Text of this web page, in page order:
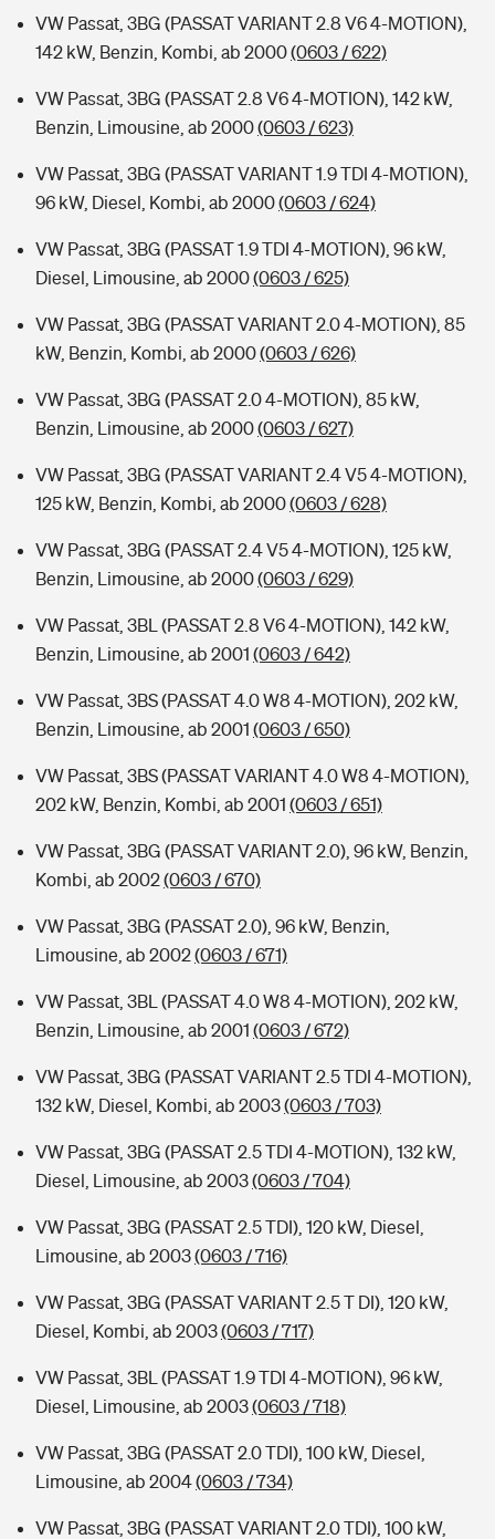
VW Passat, 3BG (PASSAT VARIANT 2.8 V6 4-MOTION),
142 kW, Benzin, Kombi, ab 2000(0603 / 622)
VW Passat, 3BG (PASSAT 2.8 V6 4-MOTION), 142 kW,
Benzin, Limousine, ab 2000(0603 / 623)
VW Passat, 3BG (PASSAT VARIANT 1.9 TDI 4-MOTION),
96 kW, Diesel, Kombi, ab 2000(0603 / 624)
VW Passat, 3BG (PASSAT 1.9 TDI 4-MOTION), 96 kW,
Diesel, Limousine, ab 2000(0603 / 625)
VW Passat, 3BG (PASSAT VARIANT 2.0 4-MOTION), 85
kW, Benzin, Kombi, ab 2000(0603 / 626)
VW Passat, 3BG (PASSAT 2.0 4-MOTION), 85 kW,
Benzin, Limousine, ab 2000(0603 / 627)
VW Passat, 3BG (PASSAT VARIANT 2.4 V5 4-MOTION),
125 kW, Benzin, Kombi, ab 2000(0603 / 628)
VW Passat, 3BG (PASSAT 2.4 V5 4-MOTION), 125 kW,
Benzin, Limousine, ab 2000(0603 / 629)
VW Passat, 3BL (PASSAT 2.8 V6 4-MOTION), 142 kW,
Benzin, Limousine, ab 2001 (0603 / 642)
VW Passat, 3BS (PASSAT 4.0 W8 4-MOTION), 202 kW,
Benzin, Limousine, ab 2001 (0603 / 650)
VW Passat, 3BS (PASSAT VARIANT 4.0 W8 4-MOTION),
202 kW, Benzin, Kombi, ab 2001 (0603 / 651)
VW Passat, 3BG (PASSAT VARIANT 2.0), 96 kW, Benzin,
Kombi, ab 2002(0603 / 670)
VW Passat, 3BG (PASSAT 2.0), 96 kW, Benzin,
Limousine, ab 2002(0603 / 671)
VW Passat, 3BL (PASSAT 4.0 W8 4-MOTION), 202 kW,
Benzin, Limousine, ab 2001 (0603 / 672)
VW Passat, 3BG (PASSAT VARIANT 2.5 TDI 4-MOTION),
132 kW, Diesel, Kombi, ab 2003(0603 / 703)
VW Passat, 3BG (PASSAT 2.5 TDI 4-MOTION), 132 kW,
Diesel, Limousine, ab 2003(0603 / 704)
VW Passat, 3BG (PASSAT 2.5 TDI), 120 kW, Diesel,
Limousine, ab 2003(0603 / 716)
VW Passat, 3BG (PASSAT VARIANT 2.5 T DI), 120 kW,
Diesel, Kombi, ab 2003(0603 / 717)
VW Passat, 3BL (PASSAT 1.9 TDI 4-MOTION), 96 kW,
Diesel, Limousine, ab 2003(0603 / 718)
VW Passat, 3BG (PASSAT 2.0 TDI), 100 kW, Diesel,
Limousine, ab 2004(0603 / 734)
VW Passat, 3BG (PASSAT VARIANT 2.0 TDI), 100 kW,